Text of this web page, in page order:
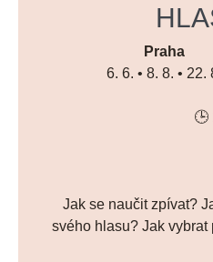
Praha
6. 6. • 8. 8. • 22.
🕒
Jak se naučit zpívat?
svého hlasu? Jak vybrat